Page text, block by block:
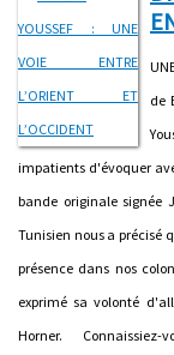
de
impatients d'évoquer
bande originale signée
Tunisien nous a précisé
présence dans nos
exprimé sa volonté
Horner. Connaissiez-